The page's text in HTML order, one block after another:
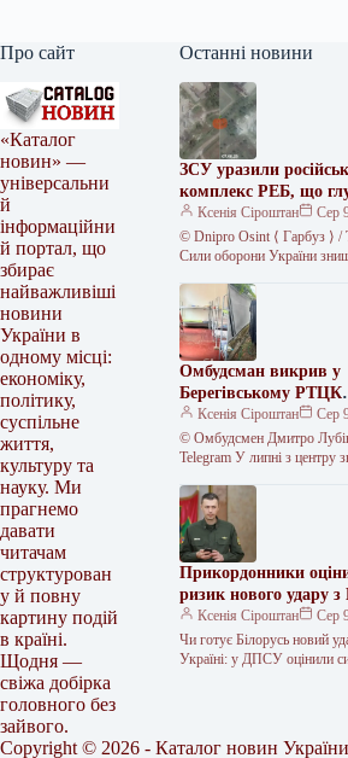
Про сайт
«Каталог
новин» —
універсальни
й
інформаційни
й портал, що
збирає
найважливіші
новини
України в
одному місці:
економіку,
політику,
суспільне
життя,
культуру та
науку. Ми
прагнемо
давати
читачам
структурован
у й повну
картину подій
в країні.
Щодня —
свіжа добірка
головного без
зайвого.
Останні новини
ЗСУ уразили
комплекс РЕБ, що
Starlink
Ксенія Сіроштан
Сер
© Dnipro Osint ⟨ Гарбуз ⟩ /
Сили оборони України
боротьби «Волна Купол
Омбудсман викрив у
Берегівському РТЦК
незаконне скасування
відстрочок та
громадян
Ксенія Сіроштан
Сер
© Омбудсмен Дмитро
Telegram У липні з центру
утримували протиправно.
Представник омбудсмана…
Прикордонники
ризик нового удару з
Ксенія Сіроштан
Сер
Чи готує Білорусь новий
Україні: у ДПСУ оцінили
Copyright © 2026 - Каталог новин